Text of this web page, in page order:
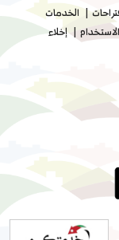
الخدمات
إخلاء